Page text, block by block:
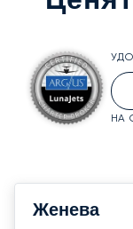
НА
Женева